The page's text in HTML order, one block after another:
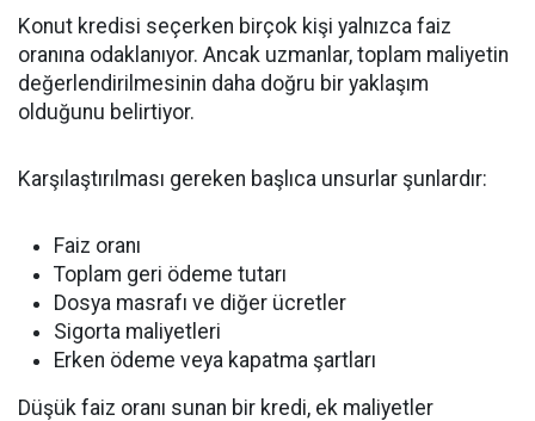
Konut kredisi seçerken birçok kişi yalnızca faiz
oranına odaklanıyor. Ancak uzmanlar, toplam maliyetin
değerlendirilmesinin daha doğru bir yaklaşım
olduğunu belirtiyor.
Karşılaştırılması gereken başlıca unsurlar şunlardır:
Faiz oranı
Toplam geri ödeme tutarı
Dosya masrafı ve diğer ücretler
Sigorta maliyetleri
Erken ödeme veya kapatma şartları
Düşük faiz oranı sunan bir kredi, ek maliyetler